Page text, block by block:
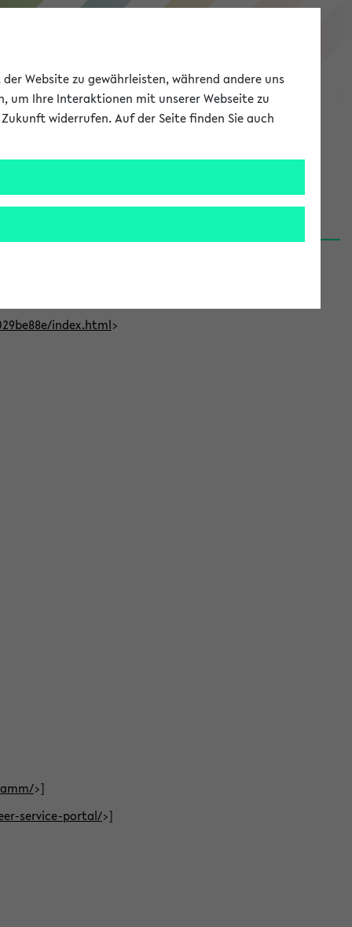
eKVV
Bielefeld (31.07.26)
index.html>
>]
service-portal/>]
Website zu gewährleisten, während andere uns
um Ihre Interaktionen mit unserer Webseite zu
widerrufen. Auf der Seite finden Sie auch